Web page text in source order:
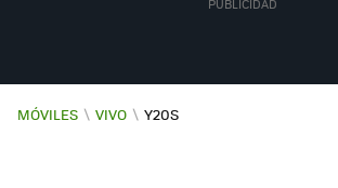
MÓVILES \ VIVO \ Y20S